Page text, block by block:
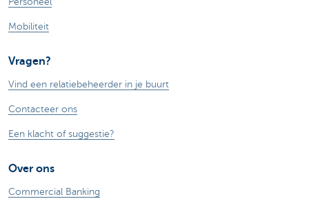
Mobiliteit
Vragen?
Vind een relatiebeheerder in je buurt
Contacteer ons
Een klacht of suggestie?
Over ons
Commercial Banking